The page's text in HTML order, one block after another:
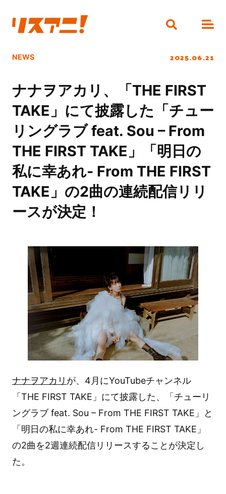
NEWS 2025.06.21
ナナヲアカリ、「THE FIRST
TAKE」にて披露した「チュー
リングラブ feat. Sou – From
THE FIRST TAKE」「明日の
私に幸あれ- From THE FIRST
TAKE」の2曲の連続配信リリ
ースが決定！
ナナヲアカリ が、4月にYouTubeチャンネル
「THE FIRST TAKE」にて披露した、「チューリ
ングラブ feat. Sou – From THE FIRST TAKE」と
「明日の私に幸あれ- From THE FIRST TAKE」
の2曲を2週連続配信リリースすることが決定し
た。